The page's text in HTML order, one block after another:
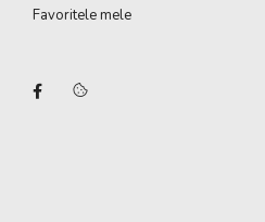
Favoritele mele